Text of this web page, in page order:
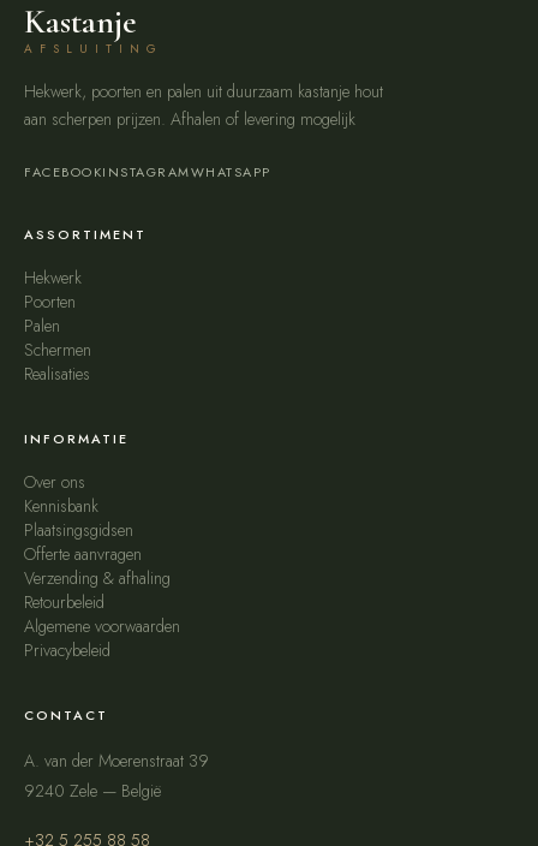
Kastanje
AFSLUITING
Hekwerk, poorten en palen uit duurzaam kastanje hout
aan scherpen prijzen. Afhalen of levering mogelijk
FACEBOOKINSTAGRAMWHATSAPP
ASSORTIMENT
Hekwerk
Poorten
Palen
Schermen
Realisaties
INFORMATIE
Over ons
Kennisbank
Plaatsingsgidsen
Offerte aanvragen
Verzending & afhaling
Retourbeleid
Algemene voorwaarden
Privacybeleid
CONTACT
A. van der Moerenstraat 39
9240 Zele — België
+32 5 255 88 58